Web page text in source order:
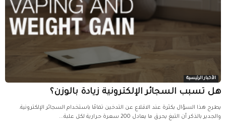
الأخبار الرئيسية
هل تسبب السجائر الإلكترونية زيادة بالوزن؟
يطرح هذا السؤال بكثرة عند الاقلاع عن التدخين تمامًا باستخدام السجائر الإلكترونية.
والجدير بالذكر أن التبغ يحرق ما يعادل 200 سعرة حرارية لكل علبة...